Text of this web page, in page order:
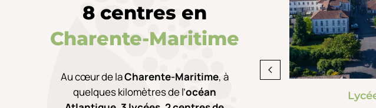
8 centres en
Charente-Maritime
Au cœur de laCharente-Maritime, à
quelques kilomètres de l’océan